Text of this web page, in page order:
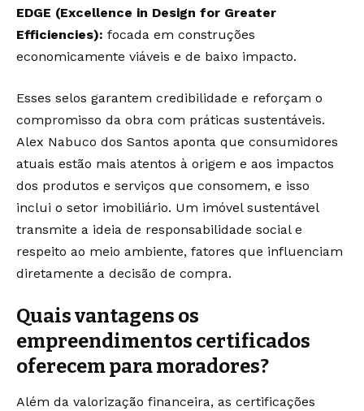
EDGE (Excellence in Design for Greater
Efficiencies): focada em construções
economicamente viáveis e de baixo impacto.
Esses selos garantem credibilidade e reforçam o
compromisso da obra com práticas sustentáveis.
Alex Nabuco dos Santos aponta que consumidores
atuais estão mais atentos à origem e aos impactos
dos produtos e serviços que consomem, e isso
inclui o setor imobiliário. Um imóvel sustentável
transmite a ideia de responsabilidade social e
respeito ao meio ambiente, fatores que influenciam
diretamente a decisão de compra.
Quais vantagens os
empreendimentos certificados
oferecem para moradores?
Além da valorização financeira, as certificações